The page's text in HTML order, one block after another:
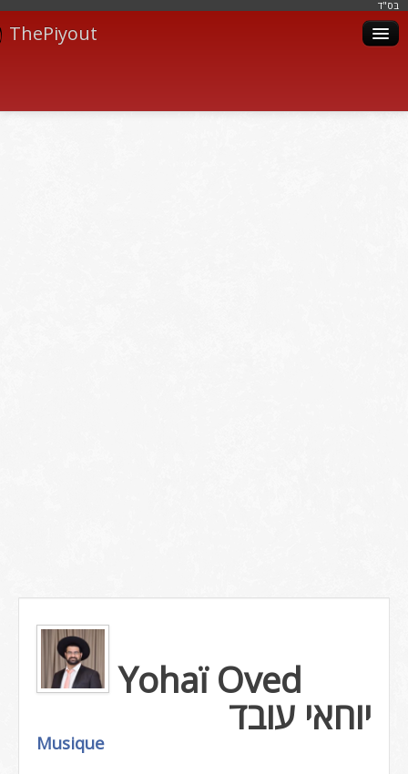
בּס"ד
ThePiyout
Yohaï Oved
יוחאי עובד
Musique